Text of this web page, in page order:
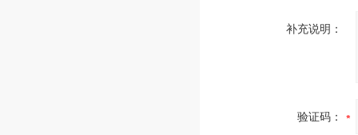
补充说明：
验证码：